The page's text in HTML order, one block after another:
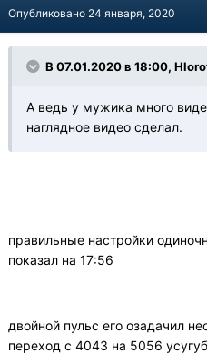
Опубликовано 24 января, 2020
В 07.01.2020 в 18:00,
А ведь у мужика много
наглядное видео сделал.
правильные настройки
показал на 17:56
двойной пульс его озадачил
переход с 4043 на 5056